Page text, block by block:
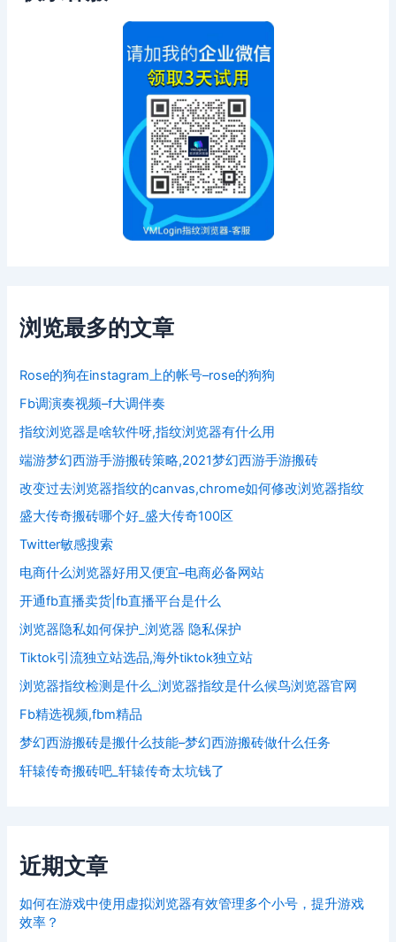
浏览最多的文章
Rose的狗在instagram上的帐号–rose的狗狗
Fb调演奏视频–f大调伴奏
指纹浏览器是啥软件呀,指纹浏览器有什么用
端游梦幻西游手游搬砖策略,2021梦幻西游手游搬砖
改变过去浏览器指纹的canvas,chrome如何修改浏览器指纹
盛大传奇搬砖哪个好_盛大传奇100区
Twitter敏感搜索
电商什么浏览器好用又便宜–电商必备网站
开通fb直播卖货|fb直播平台是什么
浏览器隐私如何保护_浏览器 隐私保护
Tiktok引流独立站选品,海外tiktok独立站
浏览器指纹检测是什么_浏览器指纹是什么候鸟浏览器官网
Fb精选视频,fbm精品
梦幻西游搬砖是搬什么技能–梦幻西游搬砖做什么任务
轩辕传奇搬砖吧_轩辕传奇太坑钱了
近期文章
如何在游戏中使用虚拟浏览器有效管理多个小号，提升游戏
效率？